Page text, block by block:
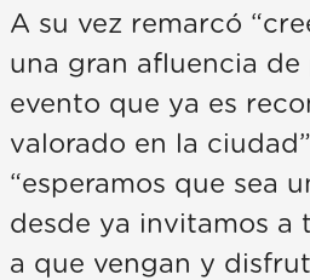
A su vez remarcó
una gran afluencia
evento que ya es
valorado en la
“esperamos que sea
desde ya invitamos a
a que vengan y